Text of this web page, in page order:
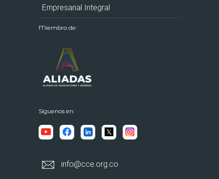
Empresarial Integral
Miembro de:
Síguenos en:
info@cce.org.co